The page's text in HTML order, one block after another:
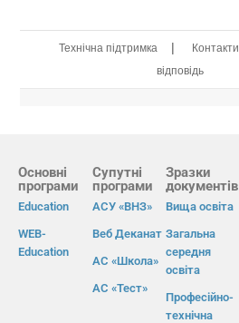
Технічна підтримка | Контакти
відповідь
Основні
програми
Education
WEB-
Education
Супутні
програми
АСУ «ВНЗ»
Веб Деканат
АС «Школа»
АС «Тест»
Зразки
документів
Вища освіта
Загальна
середня
освіта
Професійно-
технічна